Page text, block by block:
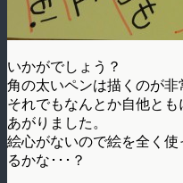
いかがでしょう？
角の太いペンは描くのが非
それでもなんとか自他とも
あがりました。
絵心がないので絵を全く
るかな･･･？